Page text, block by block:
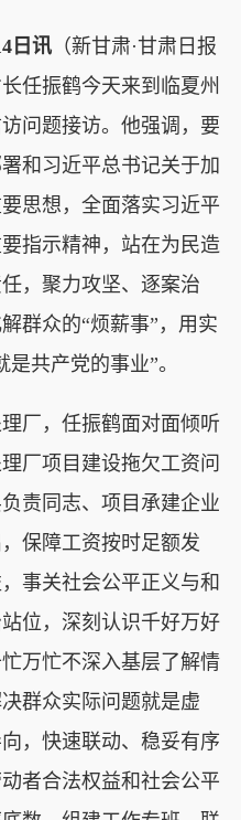
日讯 （新甘肃·甘肃日报
任振鹤今天来到临夏州
问题接访。他强调，要
和习近平总书记关于加
思想，全面落实习近平
指示精神，站在为民造
，聚力攻坚、逐案治
群众的“烦薪事”，用实
共产党的事业”。
，任振鹤面对面倾听
厂项目建设拖欠工资问
责同志、项目承建企业
保障工资按时足额发
事关社会公平正义与和
位，深刻认识千好万好
万忙不深入基层了解情
群众实际问题就是虚
，快速联动、稳妥有序
者合法权益和社会公平